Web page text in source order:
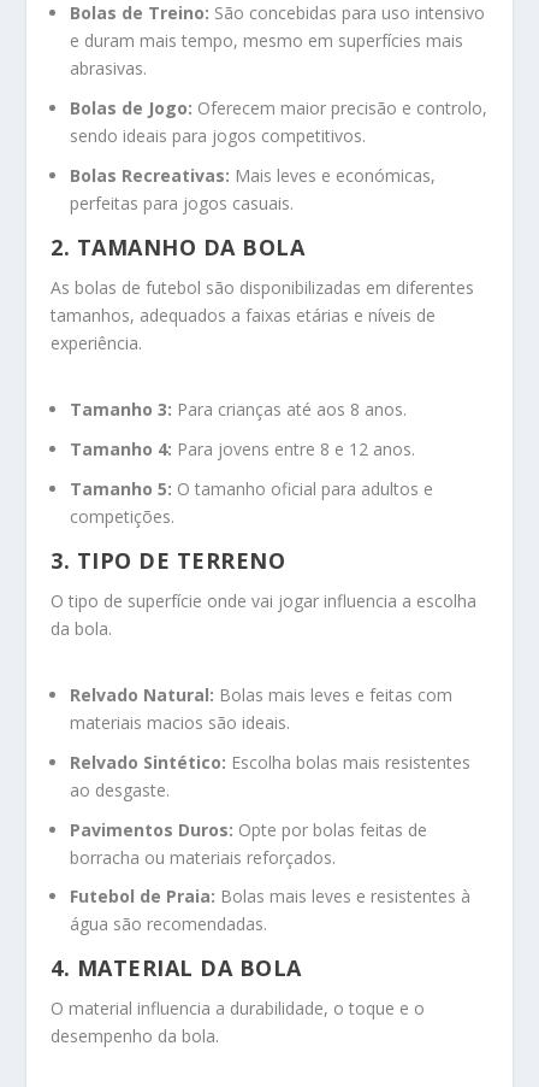
Bolas de Treino: São concebidas para uso intensivo
e duram mais tempo, mesmo em superfícies mais
abrasivas.
Bolas de Jogo: Oferecem maior precisão e controlo,
sendo ideais para jogos competitivos.
Bolas Recreativas: Mais leves e económicas,
perfeitas para jogos casuais.
2. TAMANHO DA BOLA
As bolas de futebol são disponibilizadas em diferentes
tamanhos, adequados a faixas etárias e níveis de
experiência.
Tamanho 3: Para crianças até aos 8 anos.
Tamanho 4: Para jovens entre 8 e 12 anos.
Tamanho 5: O tamanho oficial para adultos e
competições.
3. TIPO DE TERRENO
O tipo de superfície onde vai jogar influencia a escolha
da bola.
Relvado Natural: Bolas mais leves e feitas com
materiais macios são ideais.
Relvado Sintético: Escolha bolas mais resistentes
ao desgaste.
Pavimentos Duros: Opte por bolas feitas de
borracha ou materiais reforçados.
Futebol de Praia: Bolas mais leves e resistentes à
água são recomendadas.
4. MATERIAL DA BOLA
O material influencia a durabilidade, o toque e o
desempenho da bola.